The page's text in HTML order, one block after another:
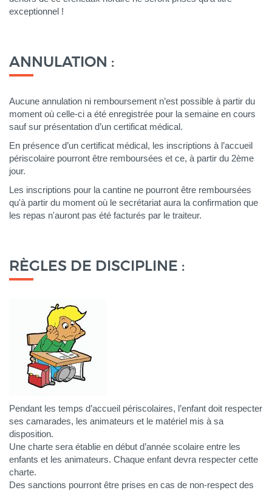
exceptionnel !
ANNULATION :
Aucune annulation ni remboursement n’est possible à partir du
moment où celle-ci a été enregistrée pour la semaine en cours
sauf sur présentation d’un certificat médical.
En présence d’un certificat médical, les inscriptions à l’accueil
périscolaire pourront être remboursées et ce, à partir du 2ème
jour.
Les inscriptions pour la cantine ne pourront être remboursées
qu'à partir du moment où le secrétariat aura la confirmation que
les repas n'auront pas été facturés par le traiteur.
RÈGLES DE DISCIPLINE :
Pendant les temps d’accueil périscolaires, l’enfant doit respecter
ses camarades, les animateurs et le matériel mis à sa
disposition.
Une charte sera établie en début d’année scolaire entre les
enfants et les animateurs. Chaque enfant devra respecter cette
charte.
Des sanctions pourront être prises en cas de non-respect des